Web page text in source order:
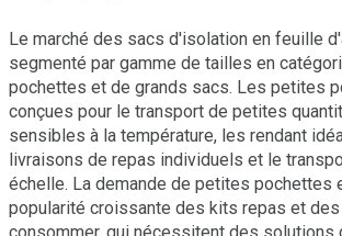
Le marché des sacs d'isolation en feuille
segmenté par gamme de tailles en
pochettes et de grands sacs. Les petites
conçues pour le transport de petites
sensibles à la température, les rendant
livraisons de repas individuels et le
échelle. La demande de petites pochettes
popularité croissante des kits repas et